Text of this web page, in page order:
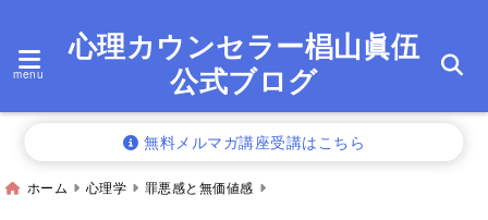
menu
心理カウンセラー椙山眞伍
公式ブログ
無料メルマガ講座受講はこちら
ホーム 心理学 罪悪感と無価値感